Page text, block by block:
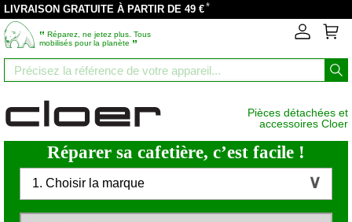
LIVRAISON GRATUITE À PARTIR DE 49 €*
‟ Réparez, ne jetez plus. Tous
mobilisés pour la planète ”
Pièces détachées et
accessoires Cloer
Réparer sa cafetière, c’est facile !
1. Choisir la marque